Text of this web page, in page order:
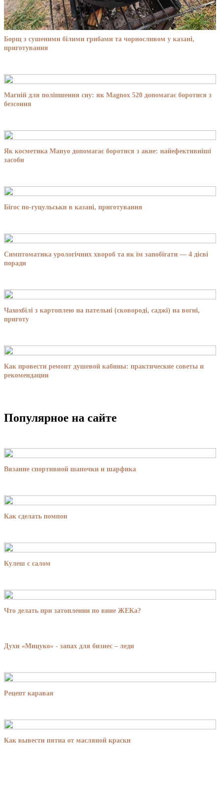
Борщ з сушеними білими грибами та чорносливом у казані,
приготування
Магній для поліпшення сну: як Magnox 520 допомагає боротися з
безсоння
Як косметика Manyo допомагає боротися з акне: найефективніші
засоби
Бігос по-гуцульськи в казані, приготування
Симптоматика урологічних хвороб та як їм запобігати — 4 дієві
поради
Чахохбілі з картоплею на пательні (сковороді, саджі) на вогні,
приготу
Как провести ремонт душевой кабины: практические советы и
рекомендации
Популярное на сайте
Вязание спортивной шапочки и шарфика
Как сделать помпон
Кулеш с салом
Что делать при затоплении по вине ЖЕКа?
Духи «Мицуко» - запах для бизнес – леди
Рецепт каравая
Как вывести пятна от масляной краски